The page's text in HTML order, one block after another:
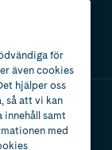
för
även cookies
hjälper oss
så att vi kan
innehåll samt
med